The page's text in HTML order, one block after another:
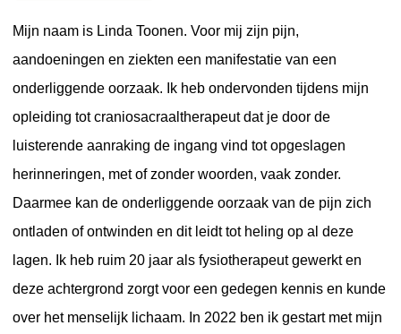
Mijn naam is Linda Toonen. Voor mij zijn pijn,
aandoeningen en ziekten een manifestatie van een
onderliggende oorzaak. Ik heb ondervonden tijdens mijn
opleiding tot craniosacraaltherapeut dat je door de
luisterende aanraking de ingang vind tot opgeslagen
herinneringen, met of zonder woorden, vaak zonder.
Daarmee kan de onderliggende oorzaak van de pijn zich
ontladen of ontwinden en dit leidt tot heling op al deze
lagen. Ik heb ruim 20 jaar als fysiotherapeut gewerkt en
deze achtergrond zorgt voor een gedegen kennis en kunde
over het menselijk lichaam. In 2022 ben ik gestart met mijn